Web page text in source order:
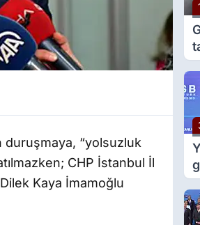
duruşmaya, “yolsuzluk
CHP İstanbul İl
Kaya İmamoğlu